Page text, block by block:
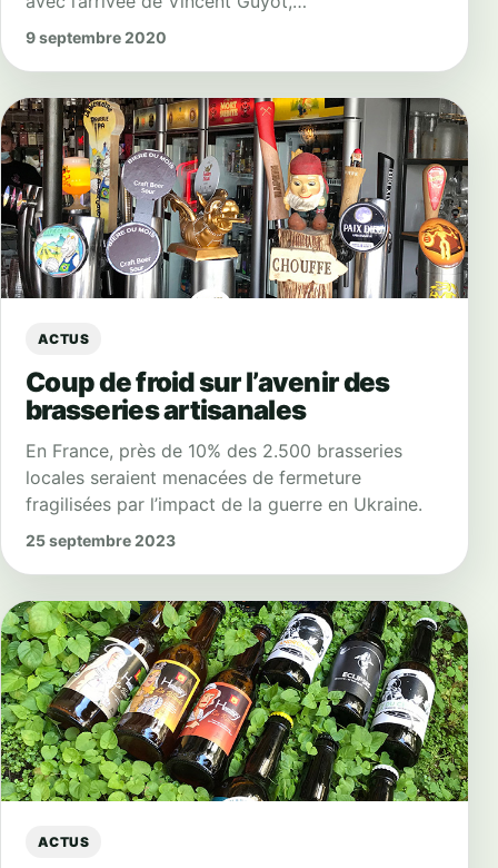
9 septembre 2020
ACTUS
Coup de froid sur l’avenir des
brasseries artisanales
En France, près de 10% des 2.500 brasseries
locales seraient menacées de fermeture
fragilisées par l’impact de la guerre en Ukraine.
25 septembre 2023
ACTUS